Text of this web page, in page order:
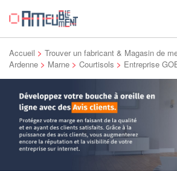
Accueil > Trouver un fabricant & Magasin de
Ardenne > Marne > Courtisols > Entreprise